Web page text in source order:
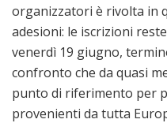
organizzatori è rivolta in
adesioni: le iscrizioni
venerdì 19 giugno,
confronto che da quasi
punto di riferimento per
provenienti da tutta